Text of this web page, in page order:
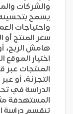
والشركات
يسمح
واحتياجات
سعر المنتج أو
هامش الربح،
اختيار الموقع
المنتجات عبر
التجزئة، أو
الدراسة في
المستهدفة
تنقسم دراسة